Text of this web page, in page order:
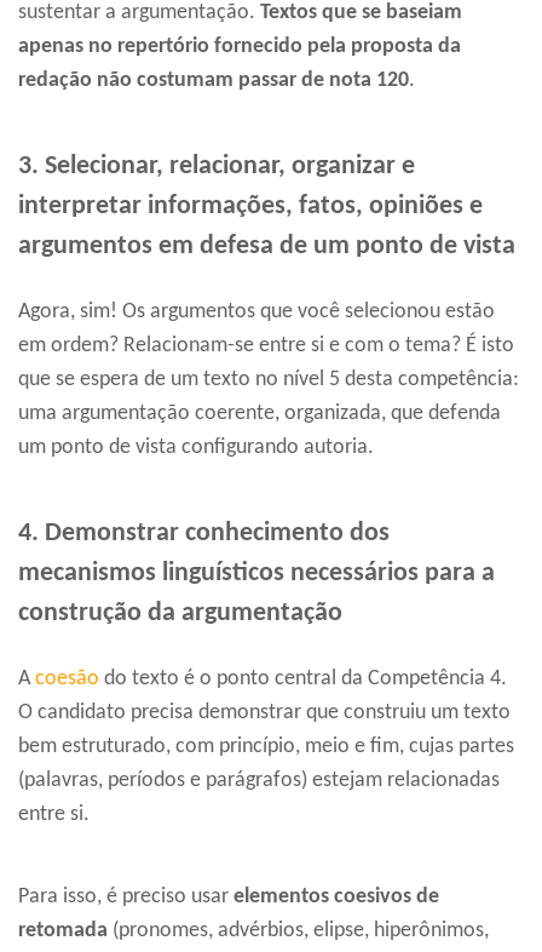
sustentar a argumentação. Textos que se baseiam
apenas no repertório fornecido pela proposta da
redação não costumam passar de nota 120.
3. Selecionar, relacionar, organizar e
interpretar informações, fatos, opiniões e
argumentos em defesa de um ponto de vista
Agora, sim! Os argumentos que você selecionou estão
em ordem? Relacionam-se entre si e com o tema? É isto
que se espera de um texto no nível 5 desta competência:
uma argumentação coerente, organizada, que defenda
um ponto de vista configurando autoria.
4. Demonstrar conhecimento dos
mecanismos linguísticos necessários para a
construção da argumentação
Acoesão do texto é o ponto central da Competência 4.
O candidato precisa demonstrar que construiu um texto
bem estruturado, com princípio, meio e fim, cujas partes
(palavras, períodos e parágrafos) estejam relacionadas
entre si.
Para isso, é preciso usar elementos coesivos de
retomada (pronomes, advérbios, elipse, hiperônimos,